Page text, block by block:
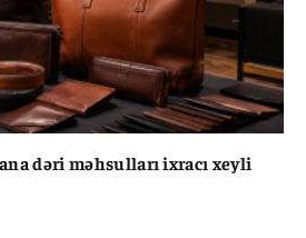
dəri məhsulları ixracı xeyli